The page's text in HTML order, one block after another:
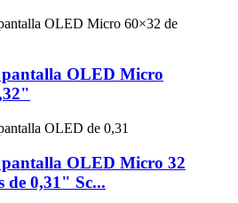
OLED Micro
OLED Micro 32
de 0,31" Sc...